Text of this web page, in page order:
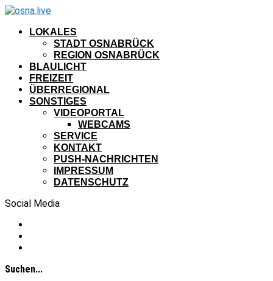
LOKALES
STADT OSNABRÜCK
REGION OSNABRÜCK
BLAULICHT
FREIZEIT
ÜBERREGIONAL
SONSTIGES
VIDEOPORTAL
WEBCAMS
SERVICE
KONTAKT
PUSH-NACHRICHTEN
IMPRESSUM
DATENSCHUTZ
Social Media
Suchen...